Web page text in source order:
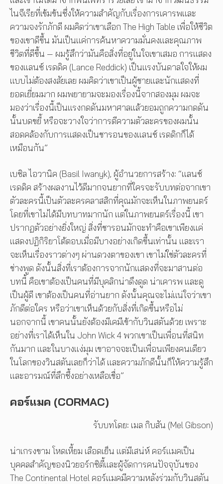
ไนจีเรียที่เข้มข้นซึ่งให้ความสำคัญกับเรื่องการเคารพและ
ความจงรักภักดี ผมคิดว่าเขาเลือก The High Table เพื่อให้ชีวิต
ของเขาดีขึ้น มันเป็นแค่การค้นหาความมั่นคงและคุณภาพ
ชีวิตที่ดีขึ้น — ผมรู้สึกว่ามันคือสิ่งที่อยู่ในใจเขาเสมอ การแสดง
ของแลนซ์ เรดดิค (Lance Reddick) เป็นแรงบันดาลใจให้ผม
แบบไม่ต้องสงสัยเลย ผมคิดว่าเขาเป็นผู้ชายและนักแสดงที่
ยอดเยี่ยมมาก ผมพยายามจะมองเรื่องนี้จากสองมุม ผมจะ
มองว่าเรื่องนี้เป็นแรงกดดันมหาศาลแล้วยอมถูกความกดดัน
นั้นบดขยี้ หรือจะวางใจว่าการตีความตัวละครของผมนั้น
สอดคล้องกับการแสดงเป็นชารอนของแลนซ์ เรดดิกก็ได้
เหมือนกัน”
เบซิล ไอวานิค (Basil Iwanyk), ผู้อำนวยการสร้าง: “แลนซ์
เรดดิค สร้างผลงานไว้ดีมากจนยากที่ใครจะรับบทต่อจากเขา
ตัวละครนี้เป็นตัวละครคลาสสิกที่คุณมักจะเห็นในภาพยนตร์
โดยที่เขาไม่ได้มีบทบาทมากนัก แต่ในภาพยนตร์เรื่องนี้ เขา
ปรากฏตัวอย่างยิ่งใหญ่ สิ่งที่ชารอนมักจะทำคือเขาเพียงแค่
แสดงปฏิกิริยาโต้ตอบเมื่อมีบางอย่างเกิดขึ้นเท่านั้น และเรา
จะเห็นเรื่องราวต่างๆ ผ่านดวงตาของเขา เขาไม่ใช่ตัวละครที่
ช่างพูด ดังนั้นสิ่งที่เราต้องการจากนักแสดงที่จะมาสานต่อ
บทนี้ คือเขาต้องเป็นคนที่มีบุคลิกน่าดึงดูด น่าเคารพ และดู
เป็นผู้ดี เขาต้องเป็นคนที่อ่านยาก ดังนั้นคุณจะไม่แน่ใจว่าเขา
ภักดีต่อใคร หรือว่าเขาเห็นด้วยกับสิ่งที่เกิดขึ้นหรือไม่
นอกจากนี้ เขาคนนั้นยังต้องมีเคมีเข้ากับวินสตันด้วย เพราะ
อย่างที่เราได้เห็นใน John Wick 4 พวกเขาเป็นเพื่อนที่สนิท
กันมาก และในบางแง่มุม เขาอาจจะเป็นเพื่อนเพียงคนเดียว
ในโลกของวินสตันเลยก็ว่าได้ และความภักดีนั้นก็ให้ความรู้สึก
และอารมณ์ที่ลึกซึ้งอย่างเหลือเชื่อ”
คอร์แมค (CORMAC)
รับบทโดย: เมล กิบสัน (Mel Gibson)
น่าเกรงขาม โหดเหี้ยม เลือดเย็น แต่มีเสน่ห์ คอร์แมคเป็น
บุคคลสำคัญของนิวยอร์กซิตี้และผู้จัดการคนปัจจุบันของ
The Continental Hotel คอร์แมคมีความหลังร่วมกับวินสตัน